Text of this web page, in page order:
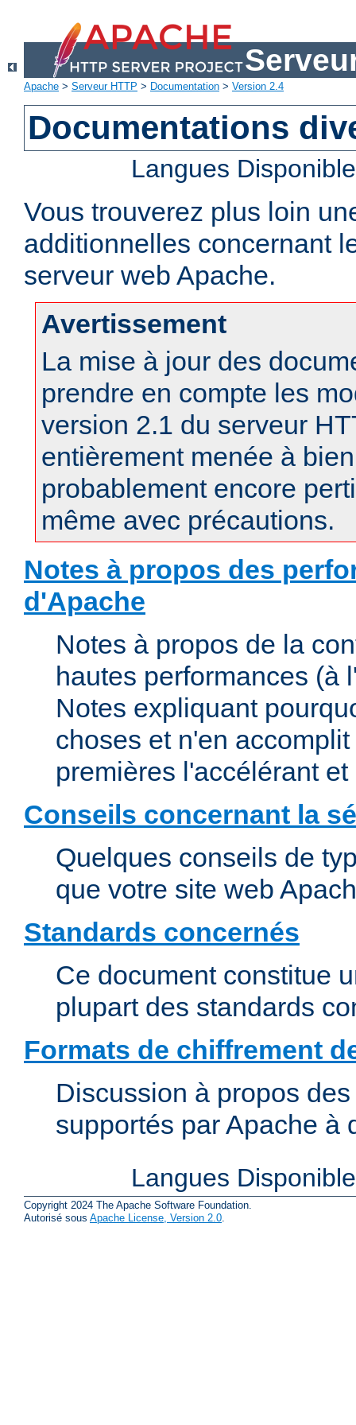
Apache > Serveur HTTP > Documentation > Version 2.4
Documentations
Langues
Vous trouverez plus loin
additionnelles concernant
serveur web Apache.
Avertissement
La mise à jour des
prendre en compte les
version 2.1 du serveur
entièrement menée à
probablement encore
même avec précautions.
Notes à propos des
d'Apache
Notes à propos de la
hautes performances (à
Notes expliquant
choses et n'en
premières l'accélérant
Conseils concernant la
Quelques conseils de
que votre site web
Standards concernés
Ce document constitue
plupart des standards
Formats de chiffrement
Discussion à propos
supportés par Apache à
Langues
Copyright 2024 The Apache Software Foundation.
Autorisé sous Apache License, Version 2.0